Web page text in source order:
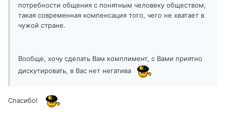
потребности общения с понятным человеку обществом,
такая современная компенсация того, чего не хватает в
чужой стране.
Вообще, хочу сделать Вам комплимент, с Вами приятно
дискутировать, в Вас нет негатива
Спасибо!